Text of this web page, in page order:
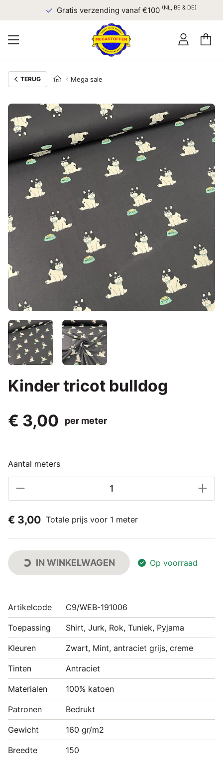
Gratis verzending vanaf €100(NL, BE & DE)
TERUG Mega sale
Kinder tricot bulldog
€ 3,00
per meter
Aantal meters
€ 3,00 Totale prijs voor 1 meter
IN WINKELWAGEN Op voorraad
Artikelcode C9/WEB-191006
Toepassing Shirt, Jurk, Rok, Tuniek, Pyjama
Kleuren Zwart, Mint, antraciet grijs, creme
Tinten Antraciet
Materialen 100% katoen
Patronen Bedrukt
Gewicht 160 gr/m2
Breedte 150